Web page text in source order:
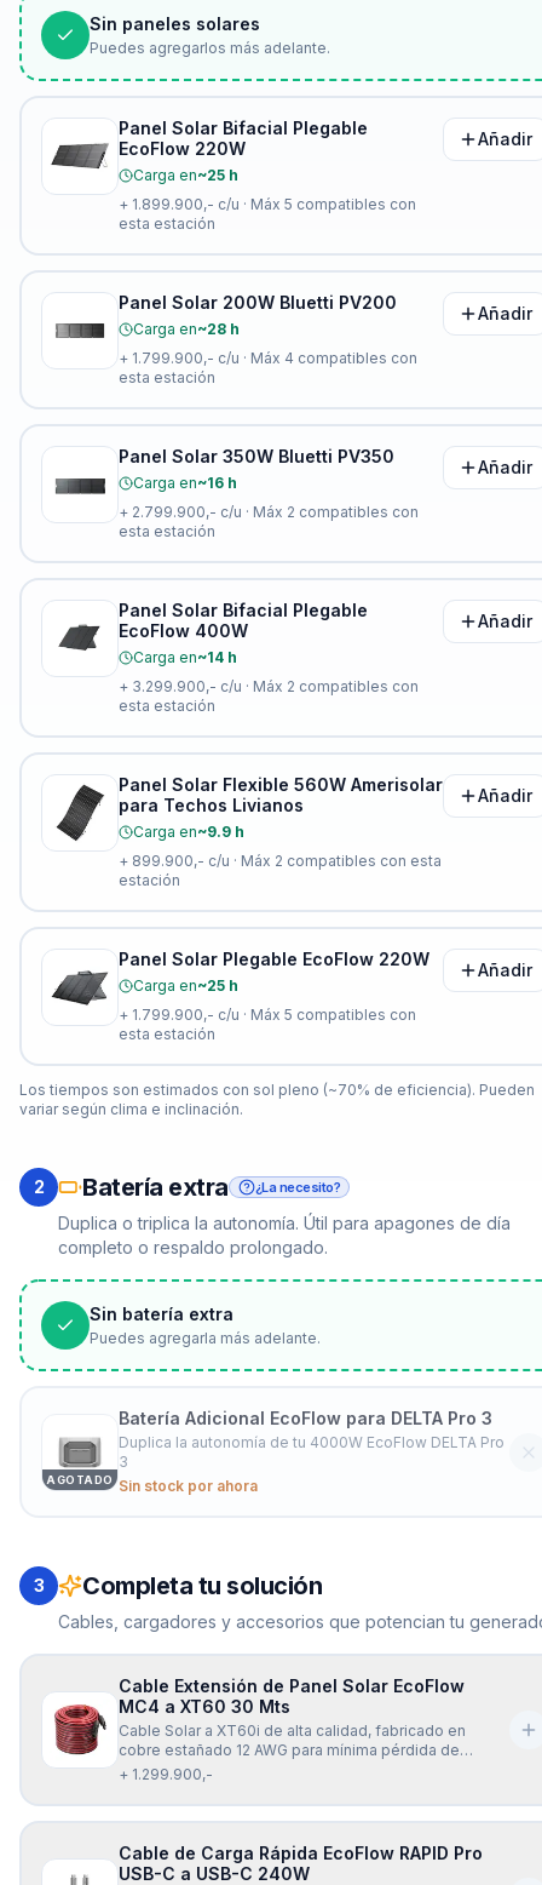
Sin paneles solares
Puedes agregarlos más adelante.
Panel Solar Bifacial Plegable
EcoFlow 220W
Carga en~25 h
+ 1.899.900,- c/u · Máx 5 compatibles con
esta estación
Añadir
Panel Solar 200W Bluetti PV200
Carga en~28 h
+ 1.799.900,- c/u · Máx 4 compatibles con
esta estación
Añadir
Panel Solar 350W Bluetti PV350
Carga en~16 h
+ 2.799.900,- c/u · Máx 2 compatibles con
esta estación
Añadir
Panel Solar Bifacial Plegable
EcoFlow 400W
Carga en~14 h
+ 3.299.900,- c/u · Máx 2 compatibles con
esta estación
Añadir
Panel Solar Flexible 560W Amerisolar
para Techos Livianos
Carga en~9.9 h
+ 899.900,- c/u · Máx 2 compatibles con esta
estación
Añadir
Panel Solar Plegable EcoFlow 220W
Carga en~25 h
+ 1.799.900,- c/u · Máx 5 compatibles con
esta estación
Añadir
Los tiempos son estimados con sol pleno (~70% de eficiencia). Pueden
variar según clima e inclinación.
2 Batería extra ¿La necesito?
Duplica o triplica la autonomía. Útil para apagones de día
completo o respaldo prolongado.
Sin batería extra
Puedes agregarla más adelante.
AGOTADO
Batería Adicional EcoFlow para DELTA Pro 3
Duplica la autonomía de tu 4000W EcoFlow DELTA Pro
3
Sin stock por ahora
3 Completa tu solución
Cables, cargadores y accesorios que potencian tu
Cable Extensión de Panel Solar EcoFlow
MC4 a XT60 30 Mts
Cable Solar a XT60i de alta calidad, fabricado en
cobre estañado 12 AWG para mínima pérdida de
energía y transmisión estable. Soporta hasta 600 V, es
ofrece una conexión segura y confiable para paneles
+ 1.299.900,-
Cable de Carga Rápida EcoFlow RAPID Pro
USB-C a USB-C 240W